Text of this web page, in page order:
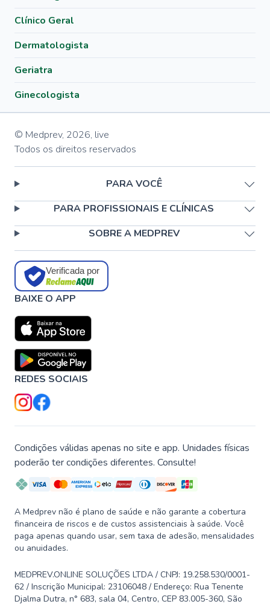
Clínico Geral
Dermatologista
Geriatra
Ginecologista
© Medprev, 2026, live
Todos os direitos reservados
PARA VOCÊ
PARA PROFISSIONAIS E CLÍNICAS
SOBRE A MEDPREV
Verificada por
BAIXE O APP
REDES SOCIAIS
Condições válidas apenas no site e app. Unidades físicas
poderão ter condições diferentes. Consulte!
A Medprev não é plano de saúde e não garante a cobertura
financeira de riscos e de custos assistenciais à saúde. Você
paga apenas quando usar, sem taxa de adesão, mensalidades
ou anuidades.
MEDPREV.ONLINE SOLUÇÕES LTDA / CNPJ: 19.258.530/0001-
62 / Inscrição Municipal: 23106048 / Endereço: Rua Tenente
Djalma Dutra, n° 683, sala 04, Centro, CEP 83.005-360, São